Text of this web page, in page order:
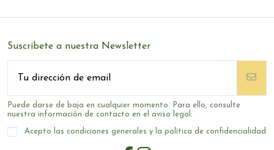
Suscríbete a nuestra Newsletter
Puede darse de baja en cualquier momento. Para ello, consulte
nuestra información de contacto en el aviso legal.
Acepto las condiciones generales y la política de confidencialidad